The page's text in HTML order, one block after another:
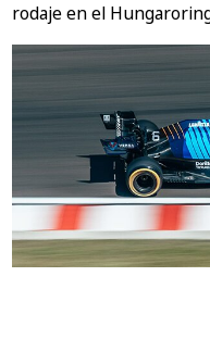
rodaje en el